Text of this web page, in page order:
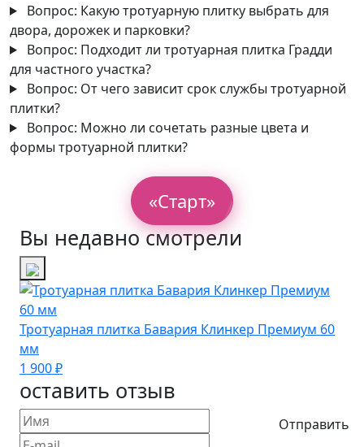
Вопрос: Какую тротуарную плитку выбрать для
двора, дорожек и парковки?
Вопрос: Подходит ли тротуарная плитка Градди
для частного участка?
Вопрос: От чего зависит срок службы тротуарной
плитки?
Вопрос: Можно ли сочетать разные цвета и
формы тротуарной плитки?
«Старт»
Вы недавно смотрели
Тротуарная плитка Бавария Клинкер Премиум 60
мм
1 900 ₽
оставить отзыв
Отправить